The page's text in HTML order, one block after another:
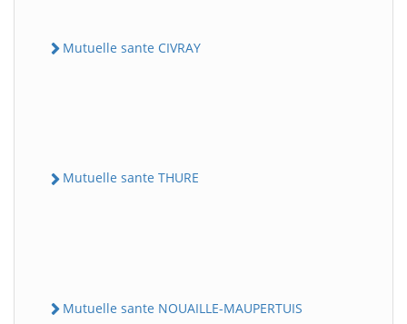
Mutuelle sante CIVRAY
Mutuelle sante THURE
Mutuelle sante NOUAILLE-MAUPERTUIS